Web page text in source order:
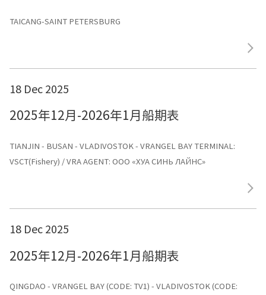
TAICANG-SAINT PETERSBURG
18 Dec 2025
2025年12月-2026年1月船期表
TIANJIN - BUSAN - VLADIVOSTOK - VRANGEL BAY TERMINAL:
VSCT(Fishery) / VRA AGENT: ООО «ХУА СИНЬ ЛАЙНС»
18 Dec 2025
2025年12月-2026年1月船期表
QINGDAO - VRANGEL BAY (CODE: TV1) - VLADIVOSTOK (CODE: